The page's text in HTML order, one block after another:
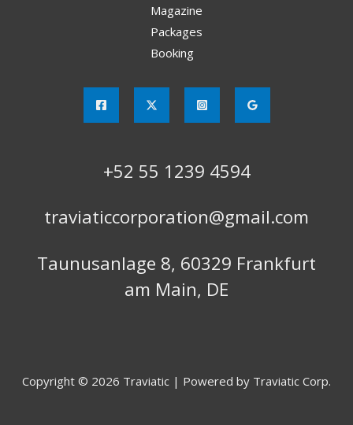
Magazine
Packages
Booking
+52 55 1239 4594
traviaticcorporation@gmail.com
Taunusanlage 8, 60329 Frankfurt
am Main, DE
Copyright © 2026 Traviatic | Powered by Traviatic Corp.